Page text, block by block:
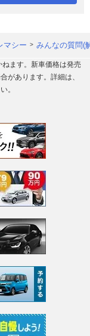
マシー みんなの質問(
ます。新車価格は発売
があります。詳細は、
。